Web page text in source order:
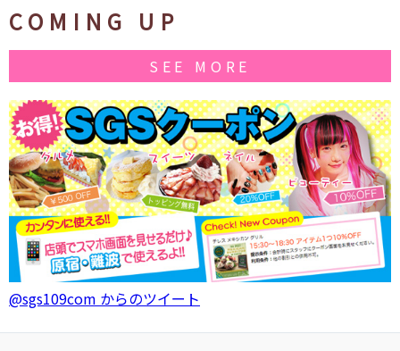
COMING UP
SEE MORE
@sgs109com からのツイート